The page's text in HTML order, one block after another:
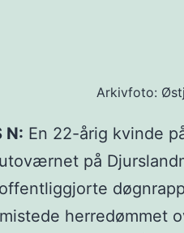
Arkivfoto:
N: En 22-årig kvinde
på
herredømmet